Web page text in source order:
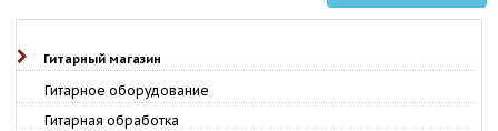
Гитарный магазин
Гитарное оборудование
Гитарная обработка